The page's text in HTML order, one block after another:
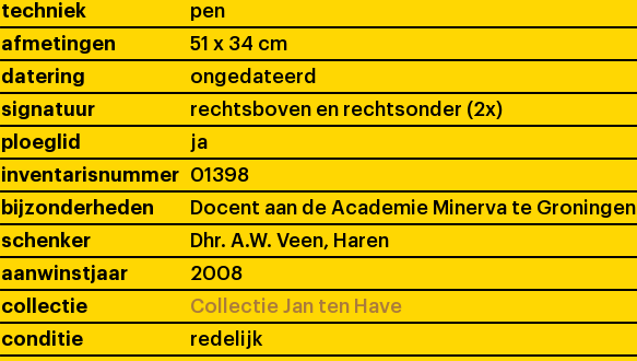
techniek
pen
afmetingen
51 x 34 cm
datering
ongedateerd
signatuur
rechtsboven en rechtsonder (2x)
ploeglid
ja
inventarisnummer
01398
bijzonderheden
Docent aan de Academie Minerva te Groningen
schenker
Dhr. A.W. Veen, Haren
aanwinstjaar
2008
collectie
Collectie Jan ten Have
conditie
redelijk